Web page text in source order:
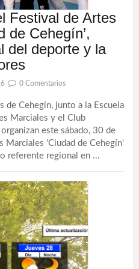
Festival de Artes
de Cehegín’,
del deporte y la
0 Comentarios
Cehegín, junto a la Escuela
Marciales y el Club
este sábado, 30 de
Marciales 'Ciudad de Cehegín'
referente regional en ...